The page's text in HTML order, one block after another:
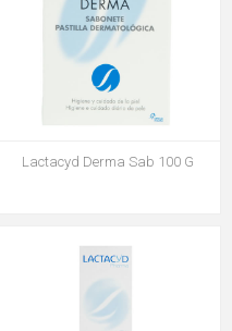
Lactacyd Derma Sab 100 G